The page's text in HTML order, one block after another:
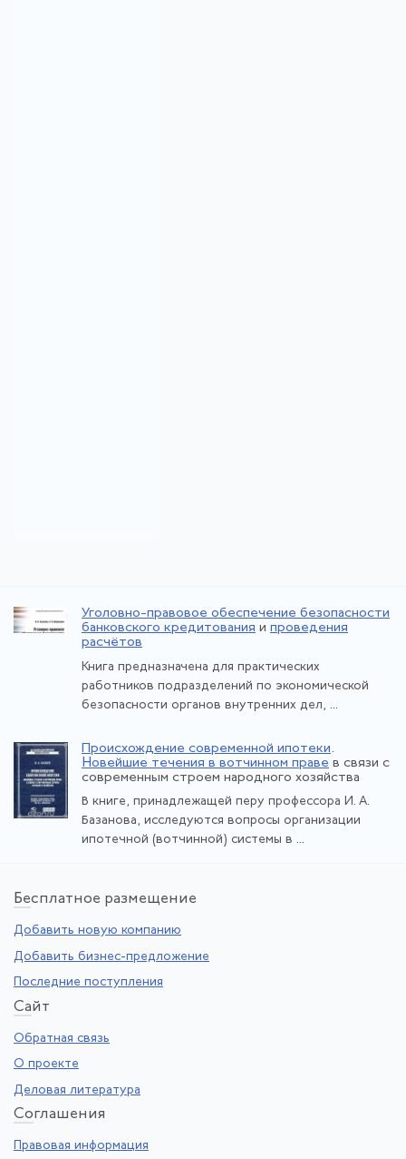
Уголовно-правовое обеспечение безопасности
банковского кредитования и проведения
расчётов
Книга предназначена для практических
работников подразделений по экономической
безопасности органов внутренних дел, ...
Происхождение современной ипотеки.
Новейшие течения в вотчинном праве в связи с
современным строем народного хозяйства
В книге, принадлежащей перу профессора И. А.
Базанова, исследуются вопросы организации
ипотечной (вотчинной) системы в ...
Бесплатное размещение
Добавить новую компанию
Добавить бизнес-предложение
Последние поступления
Сайт
Обратная связь
О проекте
Деловая литература
Соглашения
Правовая информация